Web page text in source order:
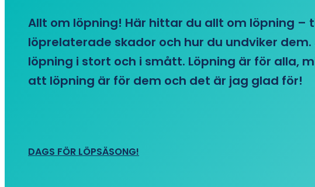
Allt om löpning! Här hittar du allt om löpning –
löprelaterade skador och hur du undviker
löpning i stort och i smått. Löpning är för alla,
att löpning är för dem och det är jag glad för!
DAGS FÖR LÖPSÄSONG!